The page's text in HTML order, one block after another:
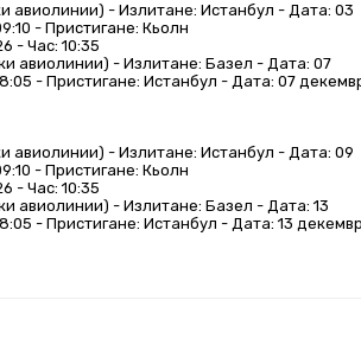
авиолинии) - Излитане: Истанбул - Дата: 03
- Пристигане: Кьолн
- Час: 10:35
авиолинии) - Излитане: Базел - Дата: 07
- Пристигане: Истанбул - Дата: 07
авиолинии) - Излитане: Истанбул - Дата: 09
- Пристигане: Кьолн
- Час: 10:35
авиолинии) - Излитане: Базел - Дата: 13
- Пристигане: Истанбул - Дата: 13